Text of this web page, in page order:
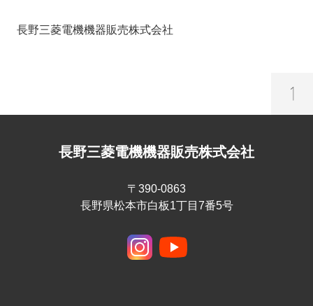
長野三菱電機機器販売株式会社
長野三菱電機機器販売株式会社
〒390-0863
長野県松本市白板1丁目7番5号